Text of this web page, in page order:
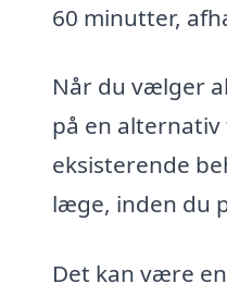
60 minutter,
Når du vælger
på en
eksisterende
læge, inden du
Det kan være